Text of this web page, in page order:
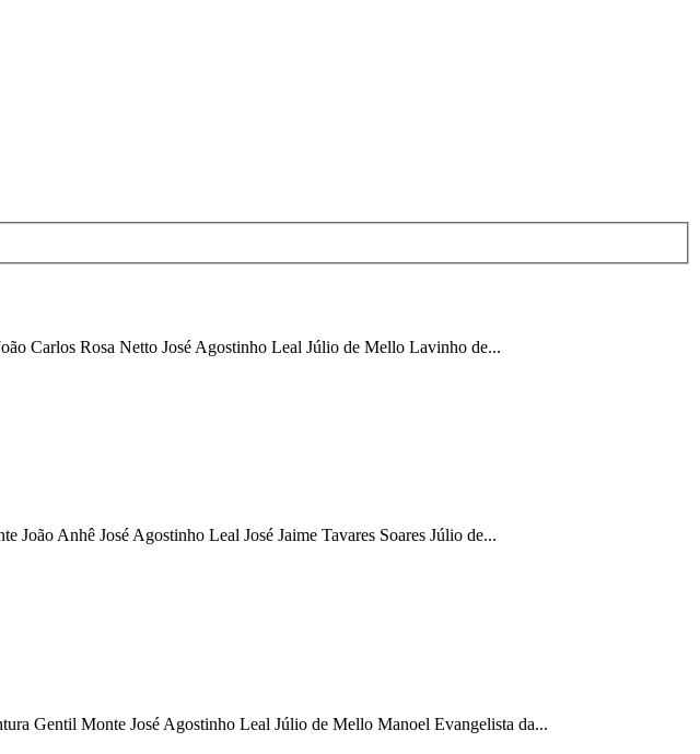
Carlos Rosa Netto José Agostinho Leal Júlio de Mello Lavinho de...
Anhê José Agostinho Leal José Jaime Tavares Soares Júlio de...
Gentil Monte José Agostinho Leal Júlio de Mello Manoel Evangelista da...